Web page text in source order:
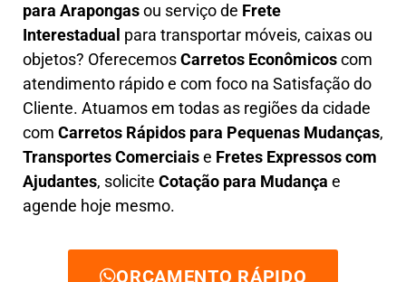
para Arapongasou serviço de Frete
Interestadual para transportar móveis, caixas ou
objetos? OferecemosCarretos Econômicoscom
atendimento rápido e com foco na Satisfação do
Cliente. Atuamos em todas as regiões da cidade
com Carretos Rápidos para Pequenas Mudanças,
TransportesComerciaise Fretes Expressos com
Ajudantes, solicite Cotação para Mudança e
agende hoje mesmo.
ORÇAMENTO RÁPIDO